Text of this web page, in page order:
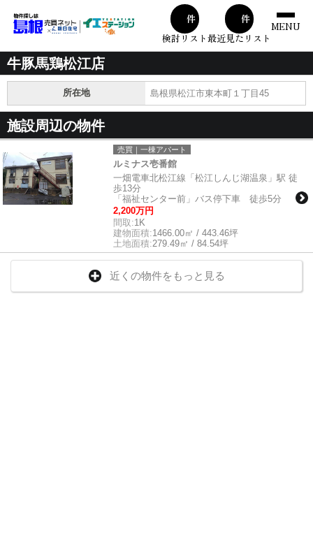
00件
検討リスト
00件
最近見たリスト
MENU
牛豚馬鶏松江店
所在地 島根県松江市東本町１丁目45
施設周辺の物件
売買｜一棟アパート
ルミナス壱番館
一畑電車北松江線「松江しんじ湖温泉」駅 徒
歩13分
「福祉センター前」バス停下車 徒歩5分
2,200万円
間取:1K
建物面積:1466.00㎡ / 443.46坪
土地面積:279.49㎡ / 84.54坪
近くの物件をもっと見る